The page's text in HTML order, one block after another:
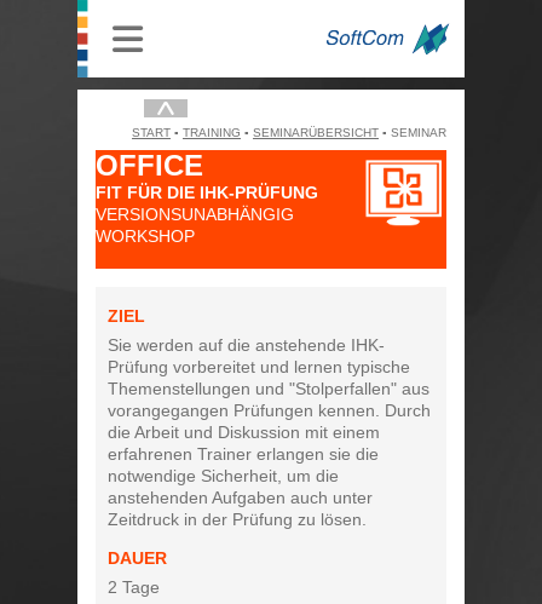
START TRAINING SEMINARÜBERSICHT SEMINAR
OFFICE
FIT FÜR DIE IHK-PRÜFUNG
VERSIONSUNABHÄNGIG
WORKSHOP
ZIEL
Sie werden auf die anstehende IHK-
Prüfung vorbereitet und lernen typische
Themenstellungen und "Stolperfallen" aus
vorangegangen Prüfungen kennen. Durch
die Arbeit und Diskussion mit einem
erfahrenen Trainer erlangen sie die
notwendige Sicherheit, um die
anstehenden Aufgaben auch unter
Zeitdruck in der Prüfung zu lösen.
DAUER
2 Tage